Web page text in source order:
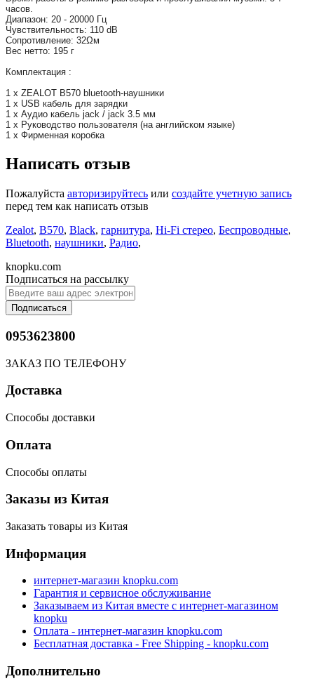
часов.
Диапазон: 20 - 20000 Гц
Чувствительность: 110 dB
Сопротивление: 32Ωм
Вес нетто: 195 г
Комплектация :
1 x ZEALOT B570 bluetooth-наушники
1 x USB кабель для зарядки
1 x Аудио кабель jack / jack 3.5 мм
1 х Руководство пользователя (на английском языке)
1 x Фирменная коробка
Написать отзыв
Пожалуйста авторизируйтесь или создайте учетную запись
перед тем как написать отзыв
Zealot, B570, Black, гарнитура, Hi-Fi стерео, Беспроводные,
Bluetooth, наушники, Радио,
knopku.com
Подписаться на рассылку
Подписаться
0953623800
ЗАКАЗ ПО ТЕЛЕФОНУ
Доставка
Способы доставки
Оплата
Способы оплаты
Заказы из Китая
Заказать товары из Китая
Информация
интернет-магазин knopku.com
Гарантия и сервисное обслуживание
Заказываем из Китая вместе с интернет-магазином
knopku
Оплата - интернет-магазин knopku.com
Бесплатная доставка - Free Shipping - knopku.com
Дополнительно